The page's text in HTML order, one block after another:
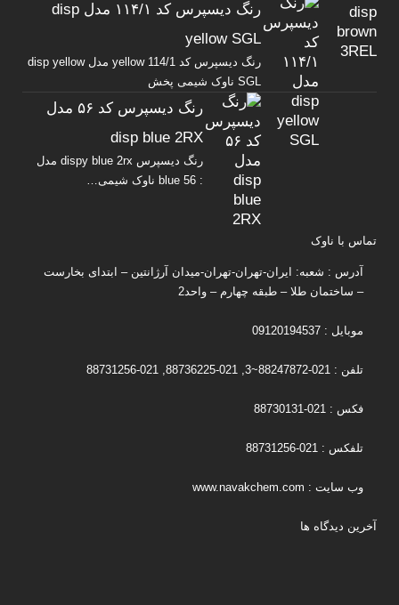
رنگ دیسپرس کد ۱۱۴/۱ مدل disp
yellow SGL
رنگ دیسپرس کد yellow 114/1 مدل disp yellow
SGL ناوک شیمی پخش
رنگ دیسپرس کد ۵۶ مدل
disp blue 2RX
رنگ دیسپرس dispy blue 2rx مدل
: blue 56 ناوک شیمی…
تماس با ناوک
آدرس : شعبه: ایران-تهران-تهران-میدان آرژانتین – ابتدای بخارست
– ساختمان طلا – طبقه چهارم – واحد2
موبایل : 09120194537
تلفن : 021-88247872~3, 021-88736225, 021-88731256
فکس : 021-88730131
تلفکس : 021-88731256
وب سایت : www.navakchem.com
آخرین دیدگاه ها